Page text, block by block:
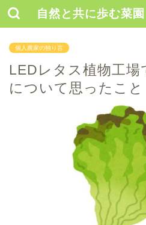
自然と共に歩む菜
個人農家の独り言
LEDレタス植物工場
について思ったこと